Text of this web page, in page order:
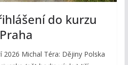
do kurzu
2026 Michal Téra: Dějiny Polska